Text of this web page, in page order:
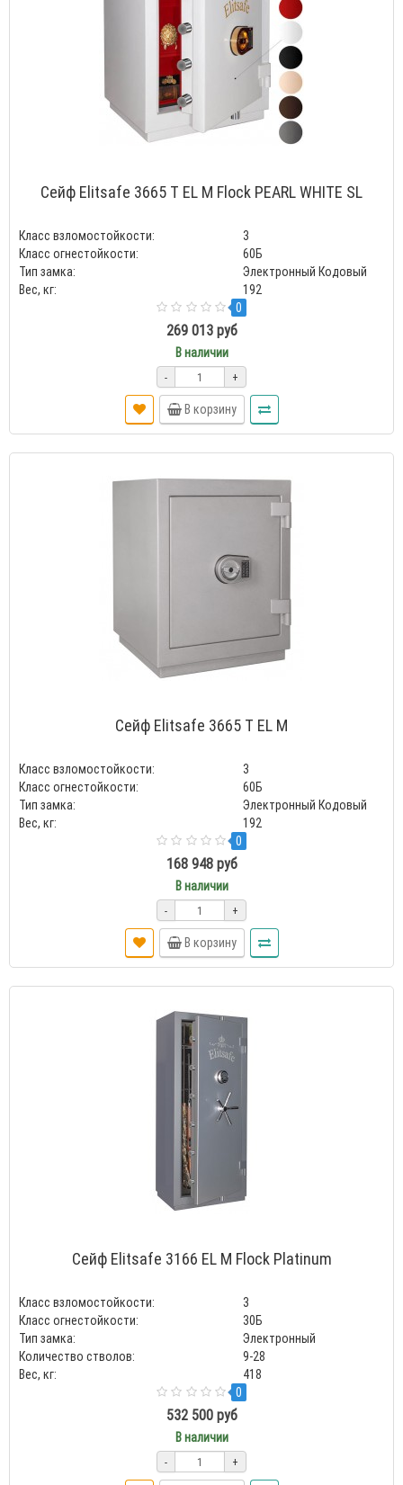
Сейф Elitsafe 3665 T EL M Flock PEARL WHITE SL
Класс взломостойкости:
3
Класс огнестойкости:
60Б
Тип замка:
Электронный Кодовый
Вес, кг:
192
0
269 013 руб
В наличии
- +
В корзину
Сейф Elitsafe 3665 T EL M
Класс взломостойкости:
3
Класс огнестойкости:
60Б
Тип замка:
Электронный Кодовый
Вес, кг:
192
0
168 948 руб
В наличии
- +
В корзину
Сейф Elitsafe 3166 EL M Flock Platinum
Класс взломостойкости:
3
Класс огнестойкости:
30Б
Тип замка:
Электронный
Количество стволов:
9-28
Вес, кг:
418
0
532 500 руб
В наличии
- +